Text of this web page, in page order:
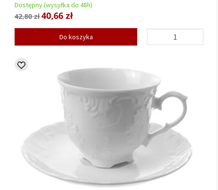
Dostępny (wysyłka do 48h)
42,80 zł40,66 zł
Do koszyka